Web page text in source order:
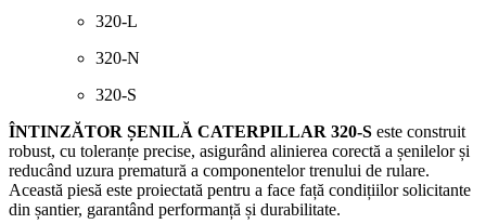
320-L
320-N
320-S
ÎNTINZĂTOR ȘENILĂ CATERPILLAR 320-S este construit
robust, cu toleranțe precise, asigurând alinierea corectă a șenilelor și
reducând uzura prematură a componentelor trenului de rulare.
Această piesă este proiectată pentru a face față condițiilor solicitante
din șantier, garantând performanță și durabilitate.